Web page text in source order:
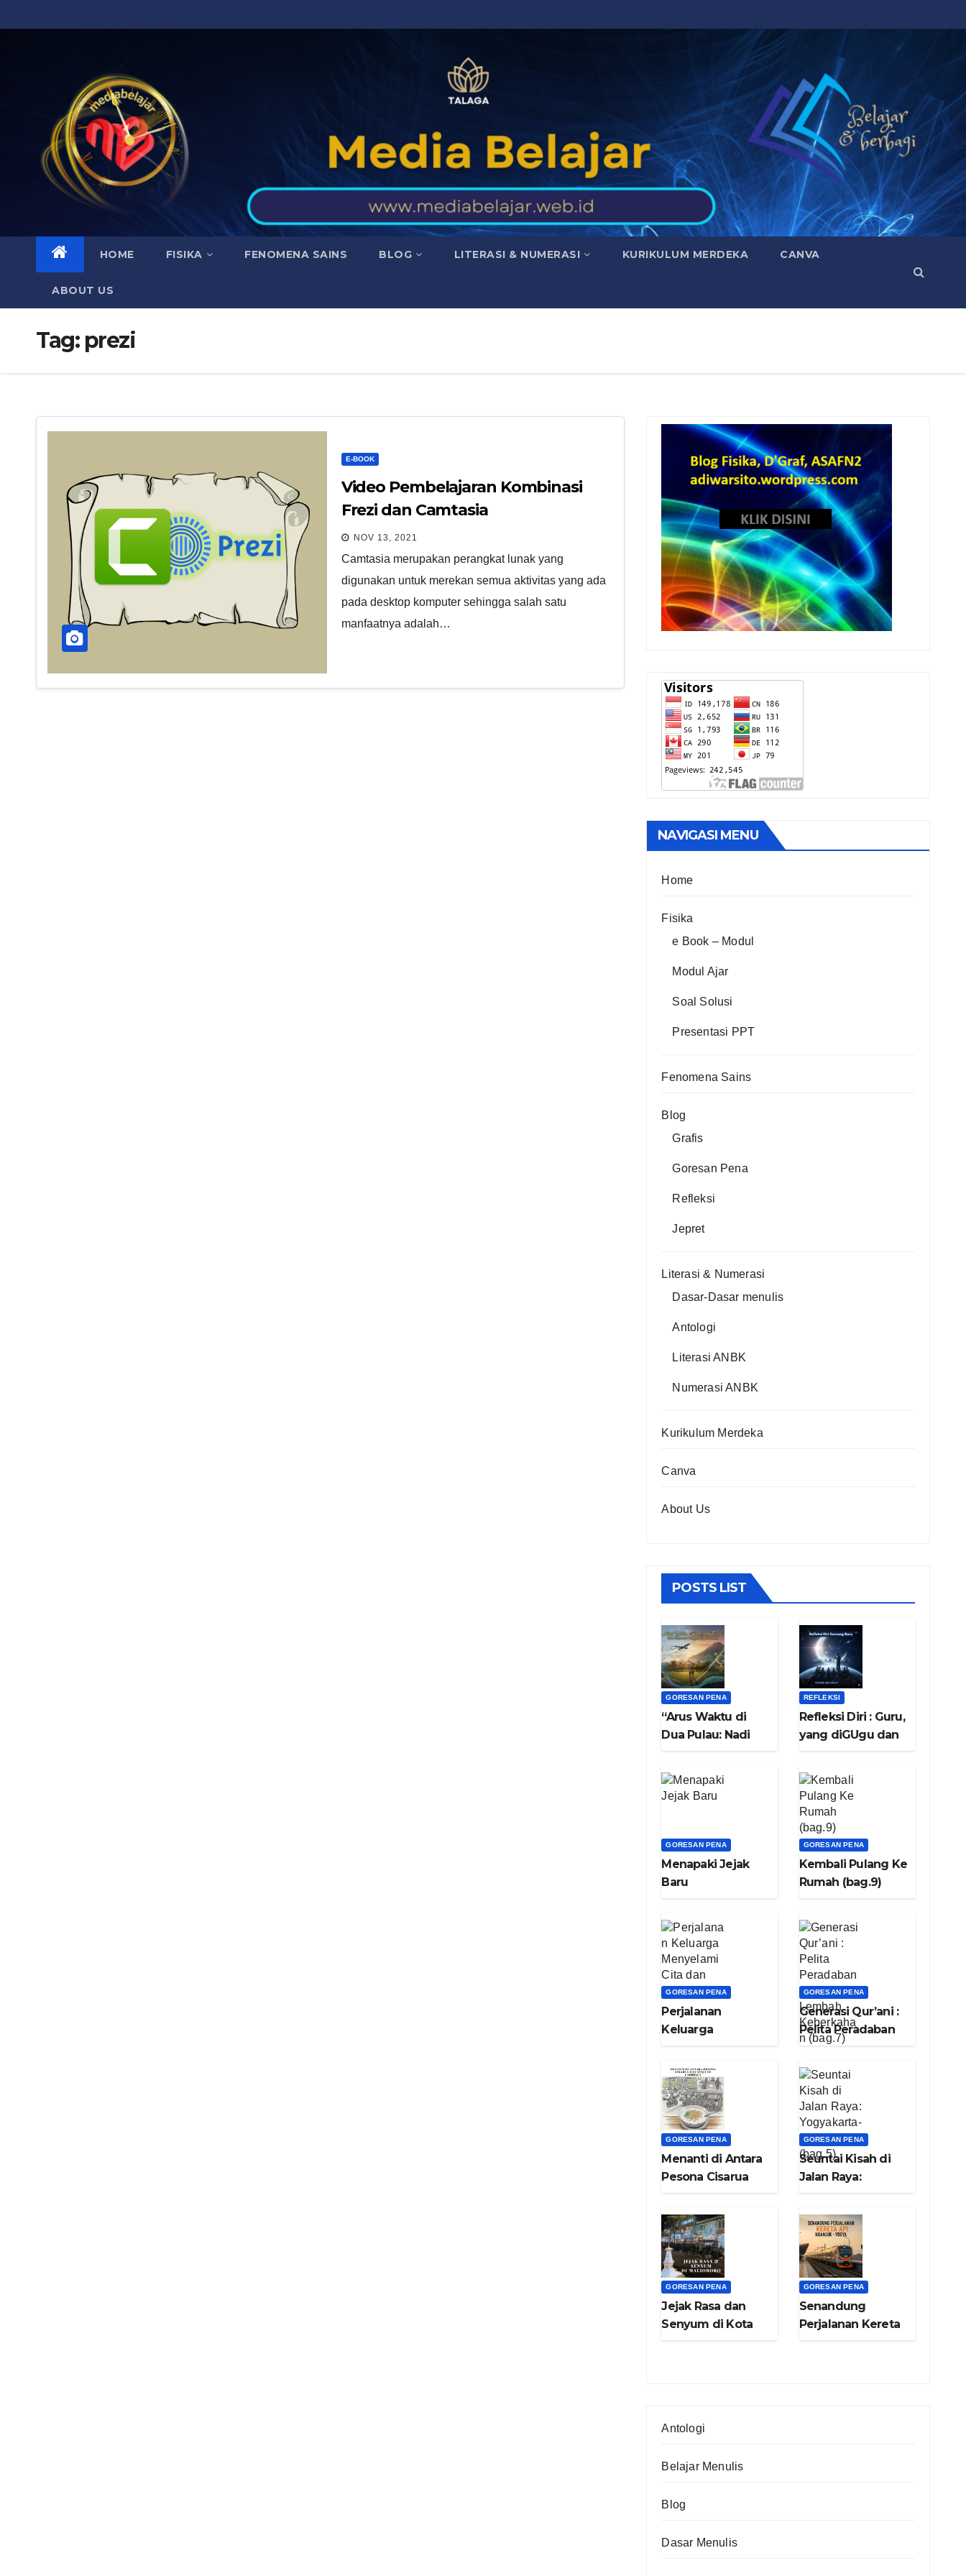
to
HOME FISIKA FENOMENA SAINS BLOG LITERASI & NUMERASI KURIKULUM MERDEKA CANVA
ABOUT US
Tag: prezi
E-BOOK
Video Pembelajaran Kombinasi
Frezi dan Camtasia
NOV 13, 2021
Camtasia merupakan perangkat lunak yang
digunakan untuk merekan semua aktivitas yang ada
pada desktop komputer sehingga salah satu
manfaatnya adalah…
NAVIGASI MENU
Home
Fisika
e Book – Modul
Modul Ajar
Soal Solusi
Presentasi PPT
Fenomena Sains
Blog
Grafis
Goresan Pena
Refleksi
Jepret
Literasi & Numerasi
Dasar-Dasar menulis
Antologi
Literasi ANBK
Numerasi ANBK
Kurikulum Merdeka
Canva
About Us
POSTS LIST
GORESAN PENA
“Arus Waktu di
Dua Pulau: Nadi
Nafas Di Bumi
Jawa”
REFLEKSI
Refleksi Diri : Guru,
yang diGUgu dan
GORESAN PENA
Menapaki Jejak
Baru
GORESAN PENA
Kembali Pulang Ke
Rumah (bag.9)
GORESAN PENA
Perjalanan
Keluarga
dan Asa (bag.8)
GORESAN PENA
Generasi Qur’ani :
Pelita Peradaban
dari Lembah
Keberkahan
(bag.7)
GORESAN PENA
Menanti di Antara
Pesona Cisarua
Garbella (bag.6)
GORESAN PENA
Seuntai Kisah di
Jalan Raya:
(bag.5)
GORESAN PENA
Jejak Rasa dan
Senyum di Kota
GORESAN PENA
Senandung
Perjalanan Kereta
Antologi
Belajar Menulis
Blog
Dasar Menulis